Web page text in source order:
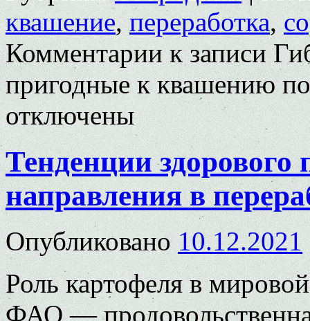
квашение,переработка,
Комментариик записи
пригодные к квашению
отключены
Тенденции
направления в
Опубликовано 10.12.2021
Роль картофеля в
ФАО —